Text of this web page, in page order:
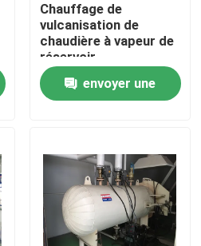
Chauffage de
vulcanisation de
chaudière à vapeur de
réservoir
d'autoclave/chauffage
direct et indirect
chauffage électrique
envoyer une